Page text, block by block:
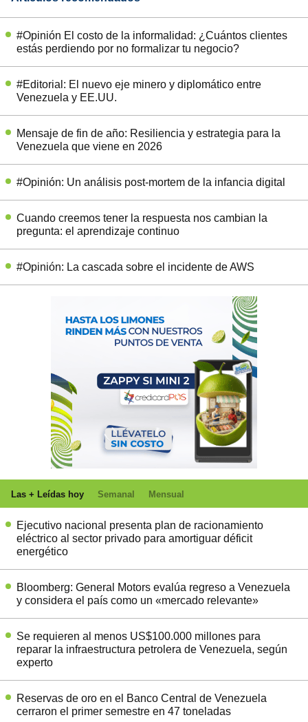
#Opinión El costo de la informalidad: ¿Cuántos clientes
estás perdiendo por no formalizar tu negocio?
#Editorial: El nuevo eje minero y diplomático entre
Venezuela y EE.UU.
Mensaje de fin de año: Resiliencia y estrategia para la
Venezuela que viene en 2026
#Opinión: Un análisis post-mortem de la infancia digital
Cuando creemos tener la respuesta nos cambian la
pregunta: el aprendizaje continuo
#Opinión: La cascada sobre el incidente de AWS
Las + Leídas hoy Semanal Mensual
Ejecutivo nacional presenta plan de racionamiento
eléctrico al sector privado para amortiguar déficit
energético
Bloomberg: General Motors evalúa regreso a Venezuela
y considera el país como un «mercado relevante»
Se requieren al menos US$100.000 millones para
reparar la infraestructura petrolera de Venezuela, según
experto
Reservas de oro en el Banco Central de Venezuela
cerraron el primer semestre en 47 toneladas